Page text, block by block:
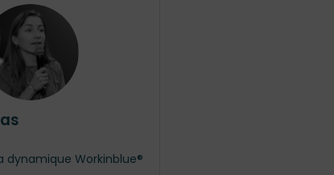
ML
dynamique Workinblue®